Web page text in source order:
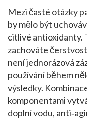
Mezi časté otázky
by mělo být
citlivé antioxidanty.
zachováte
není jednorázová
používání během
výsledky.
komponentami
doplní vodu,